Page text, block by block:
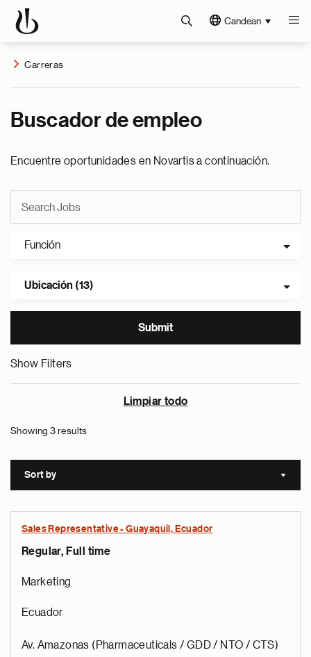
Candean
Carreras
Buscador de empleo
Encuentre oportunidades en Novartis a continuación.
Función
Ubicación (13)
Show Filters
Limpiar todo
Showing 3 results
Sort by Sort
Sales Representative - Guayaquil, Ecuador
Regular, Full time
Marketing
Ecuador
Av. Amazonas (Pharmaceuticals / GDD / NTO / CTS)